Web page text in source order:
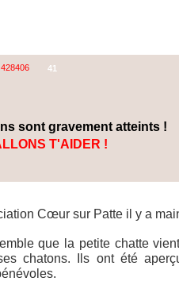
428406 41
sont gravement atteints !
T'AIDER !
Cœur sur Patte il y a
que la petite chatte
chatons. Ils ont été